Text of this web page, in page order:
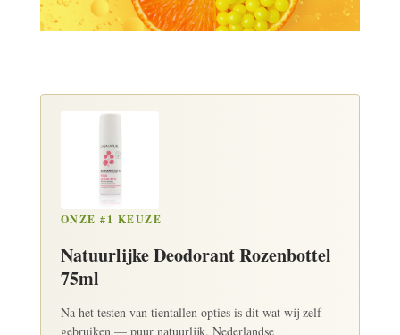
ONZE #1 KEUZE
Natuurlijke Deodorant Rozenbottel
75ml
Na het testen van tientallen opties is dit wat wij zelf
gebruiken — puur natuurlijk, Nederlandse